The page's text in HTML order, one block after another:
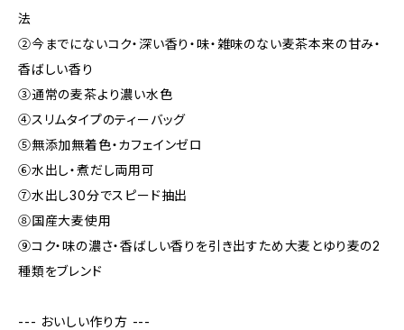
法
②今までにないコク・深い香り・味・雑味のない麦茶本来の甘み・
香ばしい香り
③通常の麦茶より濃い水色
④スリムタイプのティーバッグ
⑤無添加無着色・カフェインゼロ
⑥水出し・煮だし両用可
⑦水出し30分でスピード抽出
⑧国産大麦使用
⑨コク・味の濃さ・香ばしい香りを引き出すため大麦とゆり麦の2
種類をブレンド
--- おいしい作り方 ---